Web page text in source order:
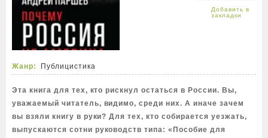
Жанр: Публицистика
Эта книга для тех, кто рискнул остаться в России. Вы,
уважаемый читатель, видимо, среди них. А иначе зачем
вы взяли книгу в руки? Для тех, кто собирается уезжать,
выпускаются сотни руководств типа: «Пособие для